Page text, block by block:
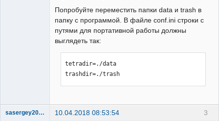
Попробуйте переместить папки data и trash в
папку с программой. В файле conf.ini строки с
путями для портативной работы должны
выглядеть так:
tetradir=./data
trashdir=./trash
3
sasergey2007 10.04.2018 08:53:54